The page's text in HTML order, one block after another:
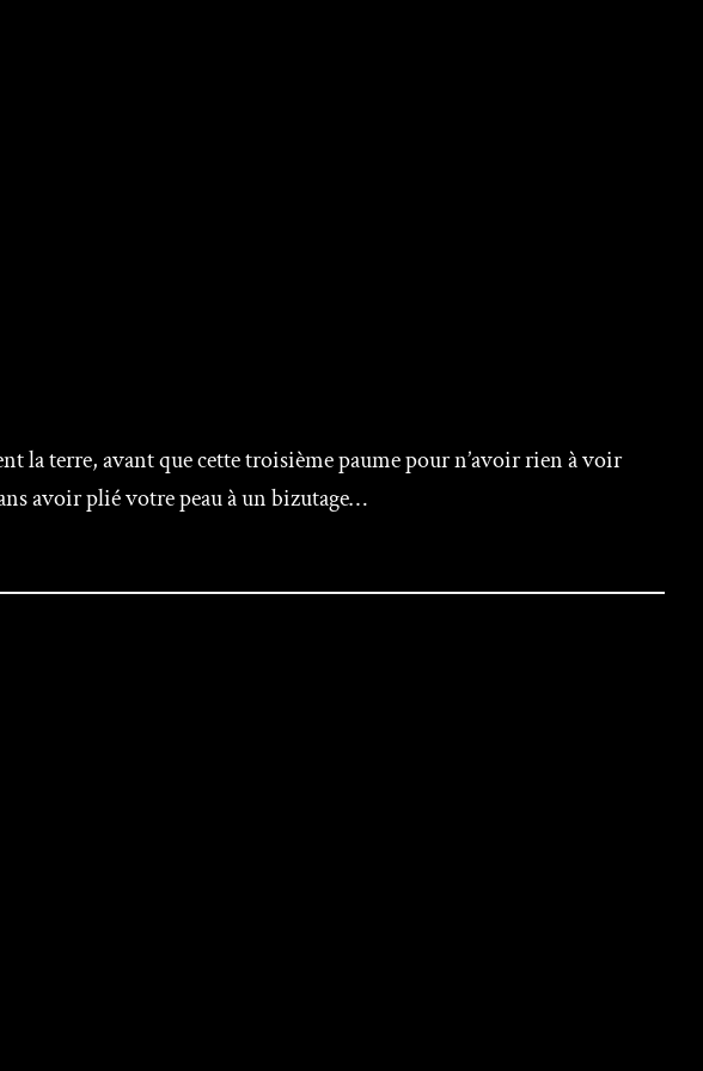
la terre, avant que cette troisième paume pour n’avoir rien à voir
avoir plié votre peau à un bizutage…